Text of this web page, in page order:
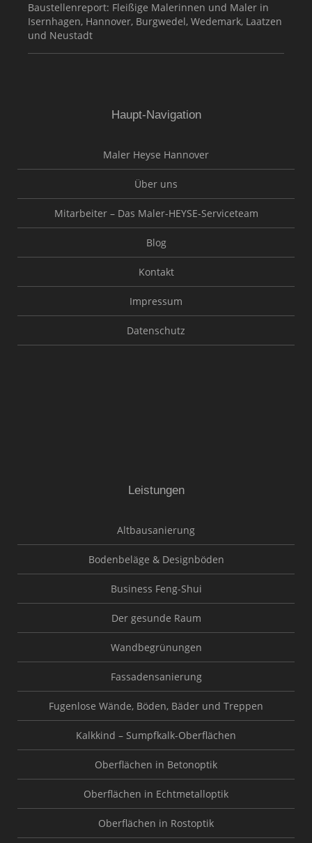
Baustellenreport: Fleißige Malerinnen und Maler in
Isernhagen, Hannover, Burgwedel, Wedemark, Laatzen
und Neustadt
Haupt-Navigation
Maler Heyse Hannover
Über uns
Mitarbeiter – Das Maler-HEYSE-Serviceteam
Blog
Kontakt
Impressum
Datenschutz
Leistungen
Altbausanierung
Bodenbeläge & Designböden
Business Feng-Shui
Der gesunde Raum
Wandbegrünungen
Fassadensanierung
Fugenlose Wände, Böden, Bäder und Treppen
Kalkkind – Sumpfkalk-Oberflächen
Oberflächen in Betonoptik
Oberflächen in Echtmetalloptik
Oberflächen in Rostoptik